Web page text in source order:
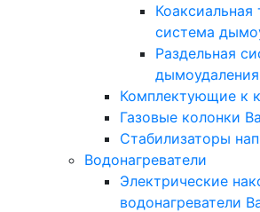
Коаксиальная
система
Раздельная
дымоудаления
Комплектующие к
Газовые колонки
Стабилизаторы
Водонагреватели
Электрические
водонагреватели